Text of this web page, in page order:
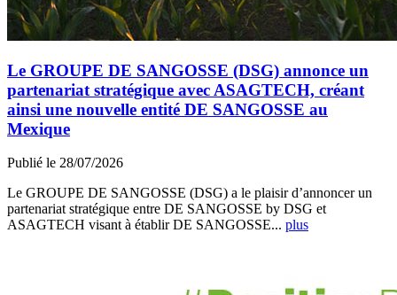
Le GROUPE DE SANGOSSE (DSG) annonce un
partenariat stratégique avec ASAGTECH, créant
ainsi une nouvelle entité DE SANGOSSE au
Mexique
Publié le 28/07/2026
Le GROUPE DE SANGOSSE (DSG) a le plaisir d’annoncer un
partenariat stratégique entre DE SANGOSSE by DSG et
ASAGTECH visant à établir DE SANGOSSE... plus